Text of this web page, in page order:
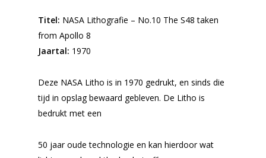
Titel: NASA Lithografie – No.10 The S48 taken
from Apollo 8
Jaartal: 1970
Deze NASA Litho is in 1970 gedrukt, en sinds die
tijd in opslag bewaard gebleven. De Litho is
bedrukt met een
50 jaar oude technologie en kan hierdoor wat